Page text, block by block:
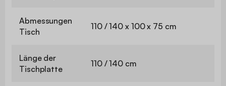
Abmessungen
Tisch
110 / 140 x 100 x 75 cm
Länge der
Tischplatte
110 / 140 cm